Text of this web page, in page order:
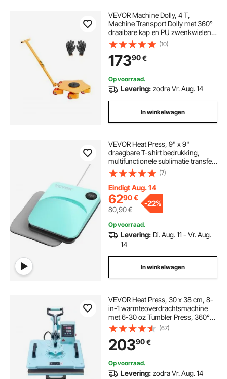
VEVOR Machine Dolly, 4 T,
Machine Transport Dolly met 360°
draaibare kap en PU zwenkwielen,
Robuuste industriële
machinemeubelwagen met
handgreep voor magazijn,
werkplaats
(10)
17390€
Op voorraad.
Levering:zodra Vr. Aug. 14
In winkelwagen
VEVOR Heat Press, 9" x 9"
draagbare T-shirt bedrukking,
multifunctionele sublimatie transfer
heat press, PTFE gecoat, strijkpers
voor T-shirts/tassen/kussens/HTV
vinyl projecten
(7)
Eindigt Aug. 14
6290€
80,90€
-22%
Op voorraad.
Levering: Di. Aug. 11 - Vr. Aug.
14
In winkelwagen
VEVOR Heat Press, 30 x 38 cm, 8-
in-1 warmteoverdrachtsmachine
met 6-30 oz Tumbler Press, 360°
draaibare T-shirtpers, digitale
precisieregeling, voor T-
shirts/mokken/hoeden, groen
(67)
20390€
Op voorraad.
Levering:zodra Vr. Aug. 14